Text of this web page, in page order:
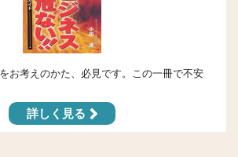
お考えのかた、必見です。この一冊で不安
詳しく見る